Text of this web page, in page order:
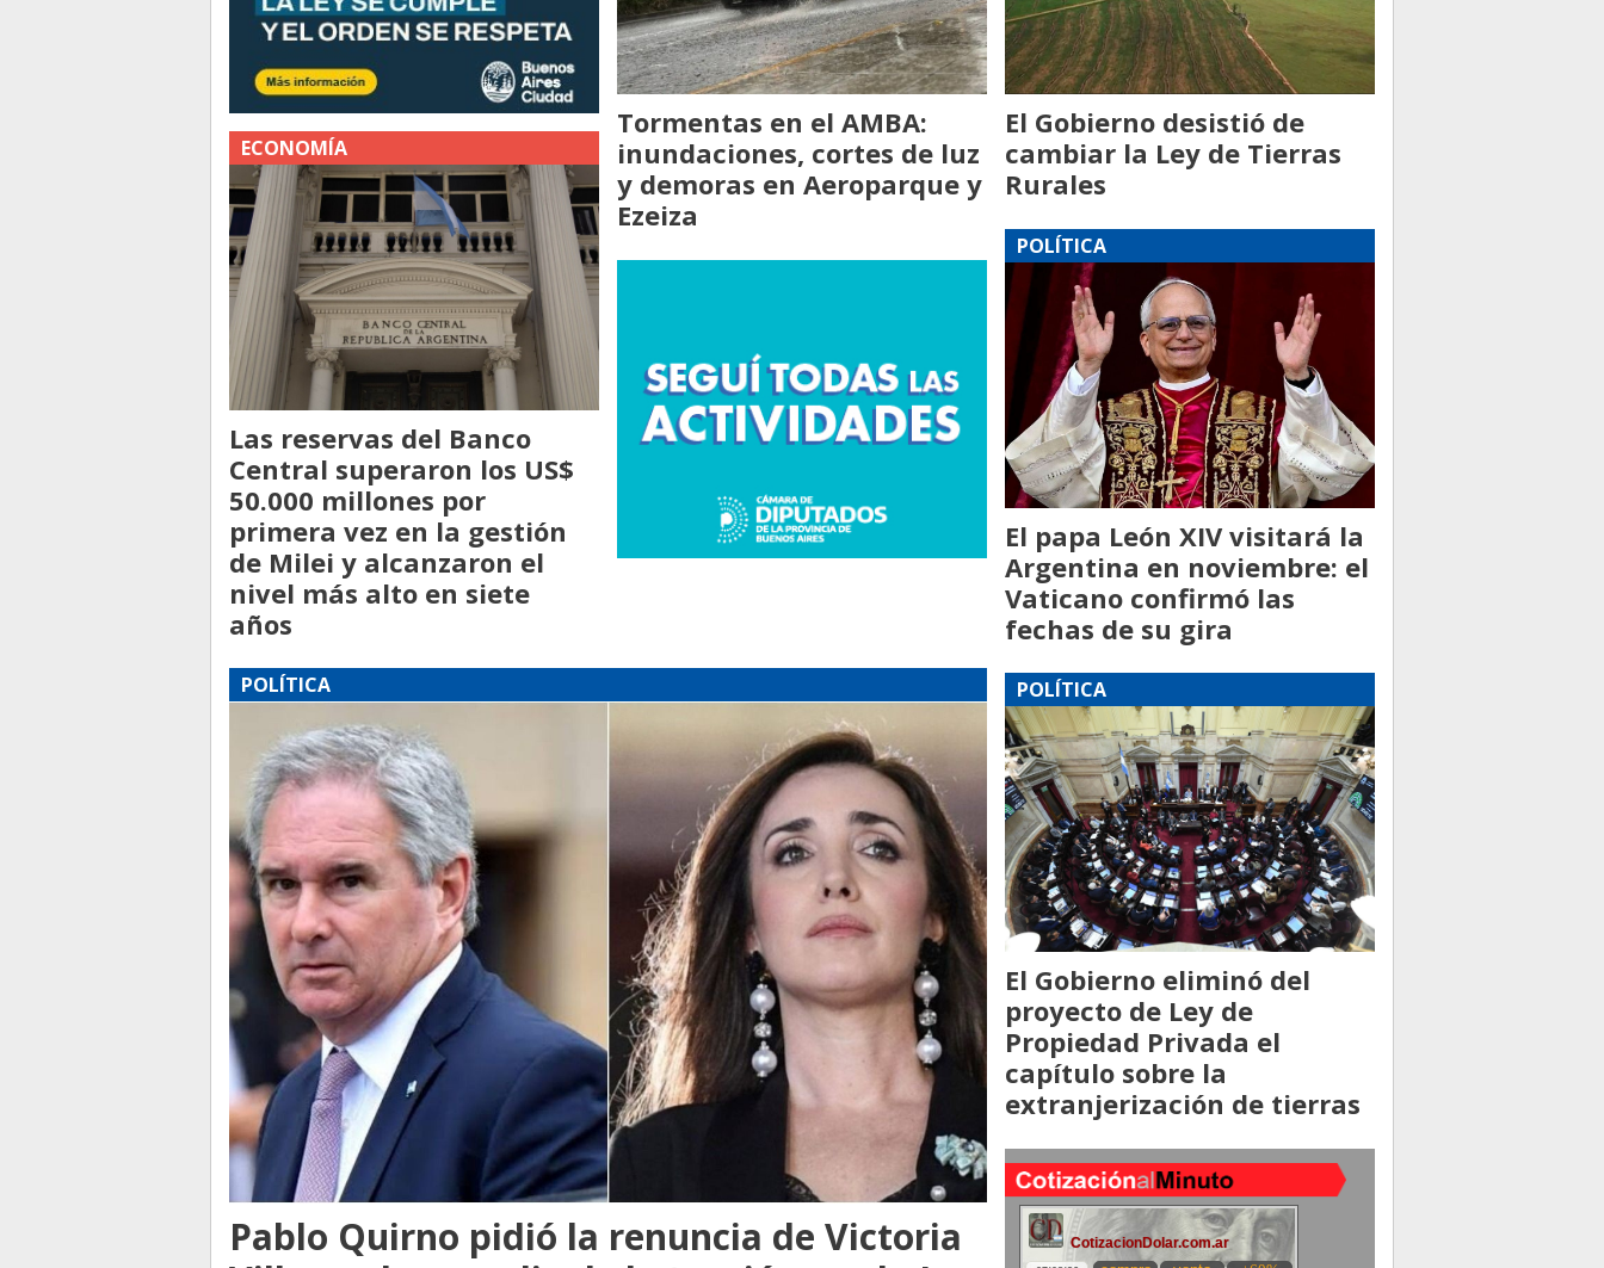
Tormentas en el AMBA:
inundaciones, cortes de luz
y demoras en Aeroparque y
Ezeiza
El Gobierno desistió de
cambiar la Ley de Tierras
Rurales
ECONOMÍA
Las reservas del Banco
Central superaron los US$
50.000 millones por
primera vez en la gestión
de Milei y alcanzaron el
nivel más alto en siete
años
POLÍTICA
El papa León XIV visitará la
Argentina en noviembre: el
Vaticano confirmó las
fechas de su gira
POLÍTICA
Pablo Quirno pidió la renuncia de Victoria
POLÍTICA
El Gobierno eliminó del
proyecto de Ley de
Propiedad Privada el
capítulo sobre la
extranjerización de tierras